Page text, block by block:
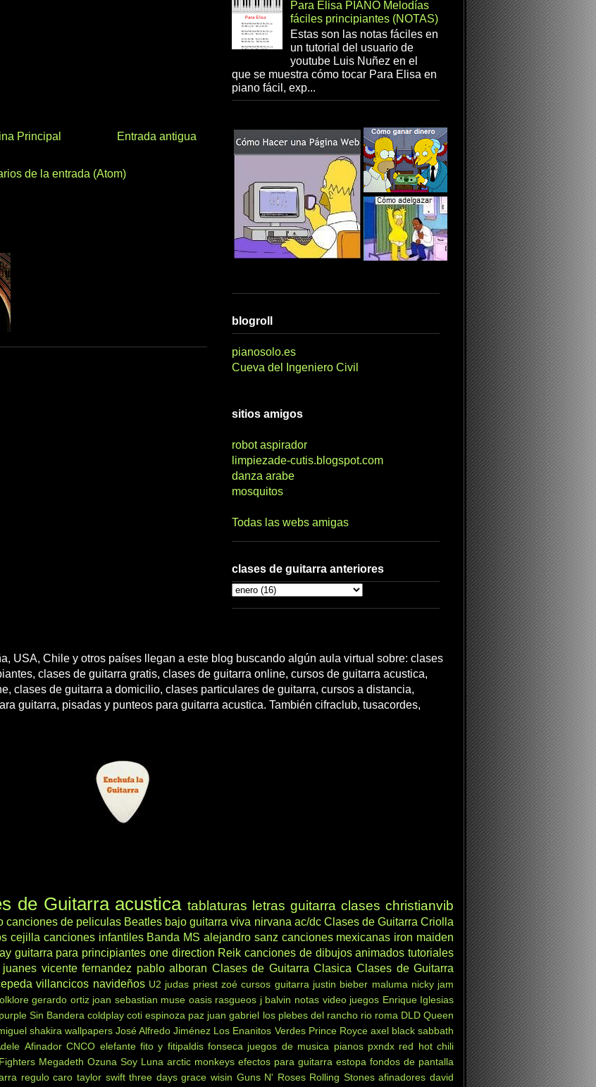
Entrada antigua
Principal
de la entrada (Atom)
Para Elisa PIANO Melodías
fáciles principiantes (NOTAS)
Estas son las notas fáciles en
un tutorial del usuario de
youtube Luis Nuñez en el
que se muestra cómo tocar Para Elisa en
piano fácil, exp...
blogroll
pianosolo.es
Cueva del Ingeniero Civil
sitios amigos
robot aspirador
limpiezade-cutis.blogspot.com
danza arabe
mosquitos
Todas las webs amigas
clases de guitarra anteriores
USA, Chile y otros países llegan a este blog buscando algún aula virtual sobre: clases
clases de guitarra gratis, clases de guitarra online, cursos de guitarra acustica,
clases de guitarra a domicilio, clases particulares de guitarra, cursos a distancia,
guitarra, pisadas y punteos para guitarra acustica. También cifraclub, tusacordes,
de Guitarra acustica tablaturas letras guitarra clases christianvib
canciones de peliculas Beatles bajo guitarra viva nirvana ac/dc Clases de Guitarra Criolla
cejilla canciones infantiles Banda MS alejandro sanz canciones mexicanas iron maiden
guitarra para principiantes one direction Reik canciones de dibujos animados tutoriales
juanes vicente fernandez pablo alboran Clases de Guitarra Clasica Clases de Guitarra
villancicos navideños U2 judas priest zoé cursos guitarra justin bieber maluma nicky jam
gerardo ortiz joan sebastian muse oasis rasgueos j balvin notas video juegos Enrique Iglesias
Sin Bandera coldplay coti espinoza paz juan gabriel los plebes del rancho rio roma DLD Queen
shakira wallpapers José Alfredo Jiménez Los Enanitos Verdes Prince Royce axel black sabbath
Afinador CNCO elefante fito y fitipaldis fonseca juegos de musica pianos pxndx red hot chili
Megadeth Ozuna Soy Luna arctic monkeys efectos para guitarra estopa fondos de pantalla
regulo caro taylor swift three days grace wisin Guns N' Roses Rolling Stones afinadores david